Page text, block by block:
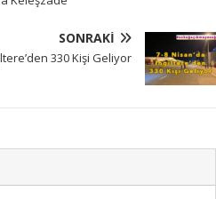
SONRAKI
330 Kişi Geliyor